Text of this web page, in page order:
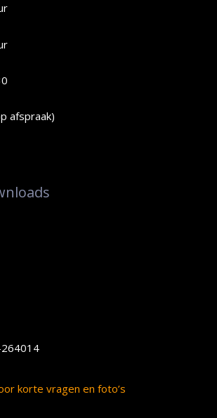
afspraak)
korte vragen en foto’s